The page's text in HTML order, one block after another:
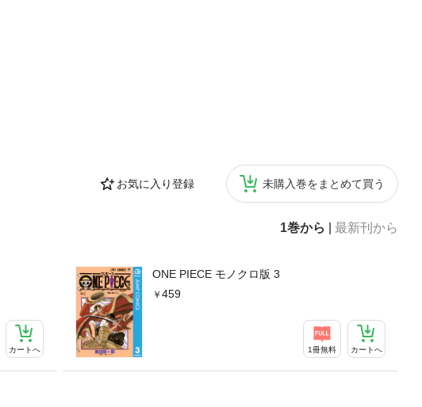
お気に入り登録 未購入巻をまとめて買う
1巻から 最新刊から
カートへ
ONE PIECE モノクロ版 3
459
1冊無料 カートへ